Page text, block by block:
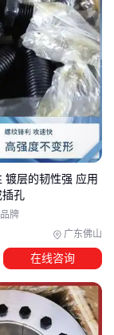
广东佛山
镀层的韧性强 应用
插孔
牌
在线咨询